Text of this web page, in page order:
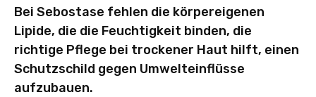
Bei Sebostase fehlen die körpereigenen
Lipide, die die Feuchtigkeit binden, die
richtige Pflege bei trockener Haut hilft, einen
Schutzschild gegen Umwelteinflüsse
aufzubauen.